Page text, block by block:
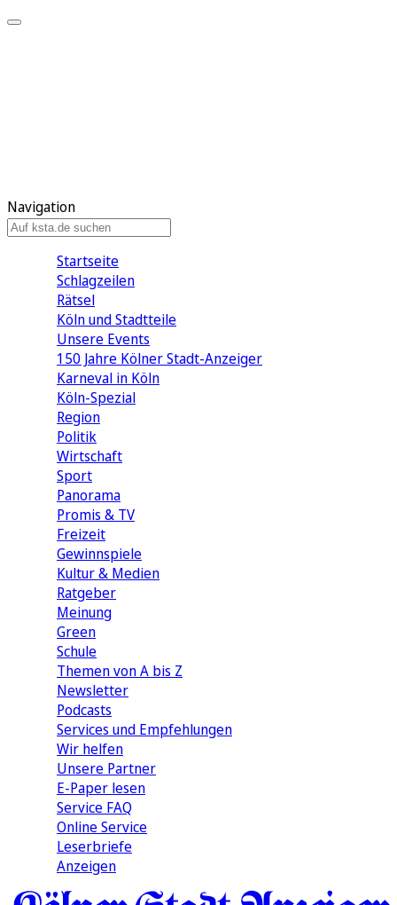
Navigation
Startseite
Schlagzeilen
Rätsel
Köln und Stadtteile
Unsere Events
150 Jahre Kölner Stadt-Anzeiger
Karneval in Köln
Köln-Spezial
Region
Politik
Wirtschaft
Sport
Panorama
Promis & TV
Freizeit
Gewinnspiele
Kultur & Medien
Ratgeber
Meinung
Green
Schule
Themen von A bis Z
Newsletter
Podcasts
Services und Empfehlungen
Wir helfen
Unsere Partner
E-Paper lesen
Service FAQ
Online Service
Leserbriefe
Anzeigen